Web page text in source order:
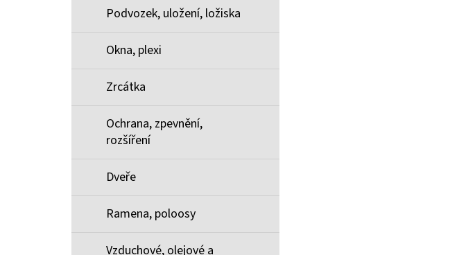
Podvozek, uložení, ložiska
Okna, plexi
Zrcátka
Ochrana, zpevnění,
rozšíření
Dveře
Ramena, poloosy
Vzduchové, olejové a